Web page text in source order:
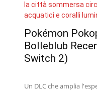
Pokémon
Bolleblub
Switch 2)
Un DLC che amplia